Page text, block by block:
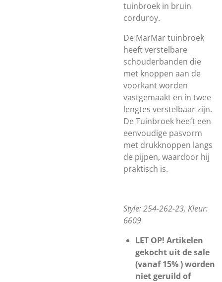
tuinbroek in bruin
corduroy.
De MarMar tuinbroek
heeft verstelbare
schouderbanden die
met knoppen aan de
voorkant worden
vastgemaakt en in twee
lengtes verstelbaar zijn.
De Tuinbroek heeft een
eenvoudige pasvorm
met drukknoppen langs
de pijpen, waardoor hij
praktisch is.
Style: 254-262-23, Kleur:
6609
LET OP! Artikelen
gekocht uit de sale
(vanaf 15% ) worden
niet geruild of